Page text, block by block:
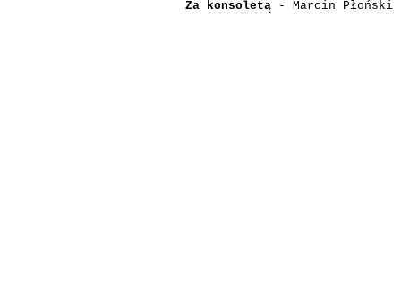
Za konsoletą - Marcin Płoński